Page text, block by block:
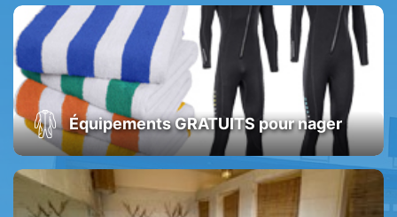
Équipements GRATUITS pour nager